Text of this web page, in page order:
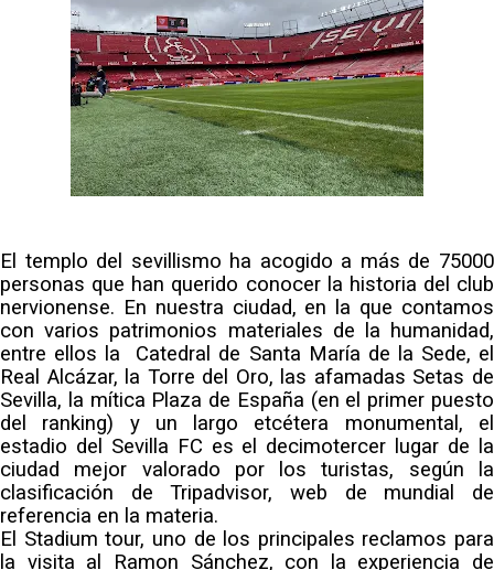
Crónica Pretemporada | Xerez DFC 1-0 Sevilla
Atlético
Crónica Pretemporada I Bayer Leverkusen 2-1
Sevilla FC
El Tribunal Superior de Justicia concede la
cautelar a Isi Palazón
El templo del sevillismo ha acogido a más de 75000
personas que han querido conocer la historia del club
nervionense. En nuestra ciudad, en la que contamos
con varios patrimonios materiales de la humanidad,
entre ellos la Catedral de Santa María de la Sede, el
Real Alcázar, la Torre del Oro, las afamadas Setas de
Sevilla, la mítica Plaza de España (en el primer puesto
del ranking) y un largo etcétera monumental, el
estadio del Sevilla FC es el decimotercer lugar de la
ciudad mejor valorado por los turistas, según la
clasificación de Tripadvisor, web de mundial de
referencia en la materia.
El Stadium tour, uno de los principales reclamos para
la visita al Ramon Sánchez, con la experiencia de